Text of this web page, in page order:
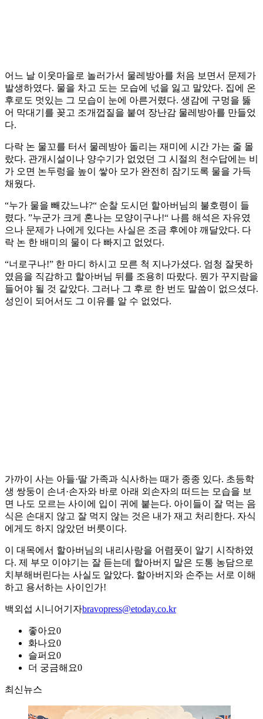
어느 날 이웃마을로 놀러가서 물레방아를 처음 보면서 문제가
발생하였다. 물을 차고 도는 모습에 넋을 잃고 말았다. 집에 온
후로도 멋있는 그 모습이 눈에 아른거렸다. 생감에 구멍을 뚫
어 막대기를 꽂고 조개껍질을 붙여 장난감 물레방아를 만들었
다.
다락 논 물꼬를 터서 물레방아 돌리는 재미에 시간 가는 줄 몰
랐다. 관개시설이나 양수기가 없었던 그 시절의 천수답에는 비
가 오면 논두렁을 높이 쌓아 모가 완전히 잠기도록 물을 가득
채웠다.
“누가 물을 빼갔느냐?“ 순찰 도시던 할아버님의 불호령이 들
렸다. ”누군가 크게 혼나는 모양이구나!“ 나름 해석은 자유였
으나 문제가 나에게 있다는 사실은 조금 후에야 깨달았다. 다
락 논 한 배미의 물이 다 빠지고 없었다.
“너로구나!” 한 마디 하시고 모른 척 지나가셨다. 엄청 잘못하
였음을 직감하고 할아버님 뒤를 조용히 따랐다. 뭔가 꾸지람을
들어야 될 것 같았다. 그러나 그 후로 한 번도 말씀이 없으셨다.
성인이 되어서도 그 이유를 알 수 없었다.
가까이 사는 아들·딸 가족과 식사하는 때가 종종 있다. 초등학
생 쌍둥이 손녀·손자와 바로 아래 외손자의 떠드는 모습을 보
면 나도 모르는 사이에 입이 귀에 붙는다. 아이들이 잘 먹는 음
식은 손대지 않고 잘 먹지 않는 것은 내가 재고 처리한다. 자식
에게도 하지 않았던 버릇이다.
이 대목에서 할아버님의 내리사랑을 어렴풋이 알기 시작하였
다. 제 부모 이야기는 잘 듣는데 할아버지 말은 도통 농담으로
치부해버린다는 사실도 알았다. 할아버지와 손주는 서로 이해
하고 용서하는 사이인가!
백외섭 시니어기자bravopress@etoday.co.kr
좋아요0
화나요0
슬퍼요0
더 궁금해요0
최신뉴스